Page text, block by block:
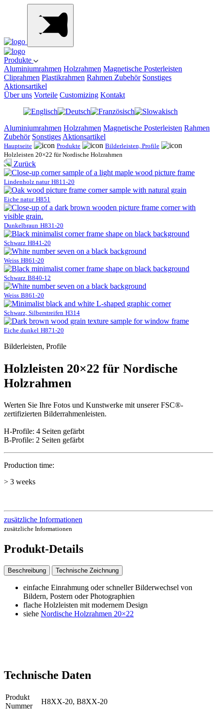
Produkte
Aluminiumrahmen Holzrahmen Magnetische Posterleisten
Cliprahmen Plastikrahmen Rahmen Zubehör Sonstiges
Aktionsartikel
Über uns Vorteile Customizing Kontakt
Aluminiumrahmen Holzrahmen Magnetische Posterleisten Rahmen
Zubehör Sonstiges Aktionsartikel
Hauptseite Produkte
Bilderleisten, Profile
Holzleisten 20×22 für Nordische Holzrahmen
Zurück
Lindenholz natur H811-20
Eiche natur H851
Dunkelbraun H831-20
Schwarz H841-20
Weiss H861-20
Schwarz B840-12
Weiss B861-20
Schwarz, Silberstreifen H314
Eiche dunkel H871-20
Bilderleisten, Profile
Holzleisten 20×22 für Nordische
Holzrahmen
Werten Sie Ihre Fotos und Kunstwerke mit unserer FSC®-
zertifizierten Bilderrahmenleisten.
H-Profile: 4 Seiten gefärbt
B-Profile: 2 Seiten gefärbt
Production time:
> 3 weeks
zusätzliche Informationen
zusätzliche Informationen
Produkt-Details
Beschreibung Technische Zeichnung
einfache Einrahmung oder schneller Bilderwechsel von
Bildern, Postern oder Photographien
flache Holzleisten mit modernem Design
siehe Nordische Holzrahmen 20×22
Technische Daten
Produkt
Nummer
H8XX-20, B8XX-20